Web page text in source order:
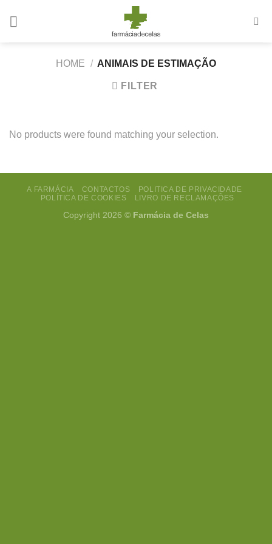
HOME / ANIMAIS DE ESTIMAÇÃO
FILTER
No products were found matching your selection.
A FARMÁCIA CONTACTOS
POLITICA DE PRIVACIDADE
POLÍTICA DE COOKIES
LIVRO DE RECLAMAÇÕES
Copyright 2026 © Farmácia de Celas